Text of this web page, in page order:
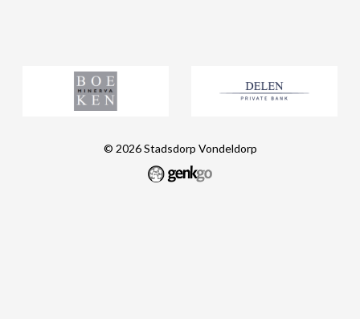
© 2026Stadsdorp Vondeldorp